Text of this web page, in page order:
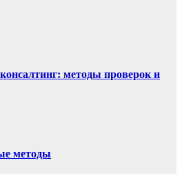
методы проверок и
методы